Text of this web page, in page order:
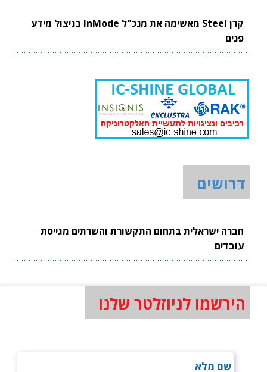
קרן Steel מאשימה את מנכ"ל InMode בניצול מידע
פנים
דרושים
חברה ישראלית בתחום התקשורת והשרתים מגייסת
עובדים
הירשמו לניוזלטר שלנו